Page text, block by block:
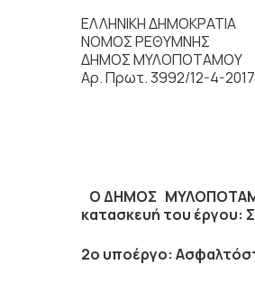
ΕΛΛΗΝΙΚΗ ΔΗΜΟΚΡΑΤΙΑ
ΝΟΜΟΣ ΡΕΘΥΜΝΗΣ
ΔΗΜΟΣ ΜΥΛΟΠΟΤΑΜΟΥ
Αρ. Πρωτ. 3992/12-4-2017
Ο ΔΗΜΟΣ
κατασκευή του έργου:
2ο υποέργο: